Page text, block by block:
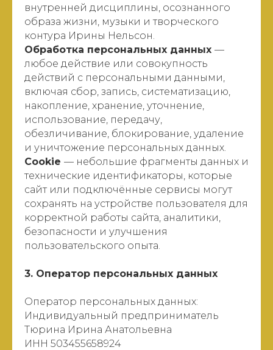
внутренней дисциплины, осознанного
образа жизни, музыки и творческого
контура Ирины Нельсон.
Обработка персональных данных —
любое действие или совокупность
действий с персональными данными,
включая сбор, запись, систематизацию,
накопление, хранение, уточнение,
использование, передачу,
обезличивание, блокирование, удаление
и уничтожение персональных данных.
Cookie — небольшие фрагменты данных и
технические идентификаторы, которые
сайт или подключённые сервисы могут
сохранять на устройстве пользователя для
корректной работы сайта, аналитики,
безопасности и улучшения
пользовательского опыта.
3. Оператор персональных данных
Оператор персональных данных:
Индивидуальный предприниматель
Тюрина Ирина Анатольевна
ИНН 503455658924